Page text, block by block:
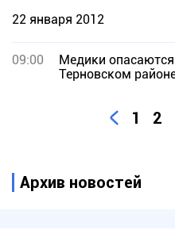
22 января 2012
09:00
Медики
Терновском
1 2
Архив новостей